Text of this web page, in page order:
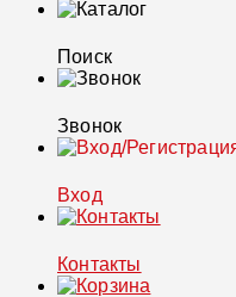
Поиск
Звонок
Вход
Контакты